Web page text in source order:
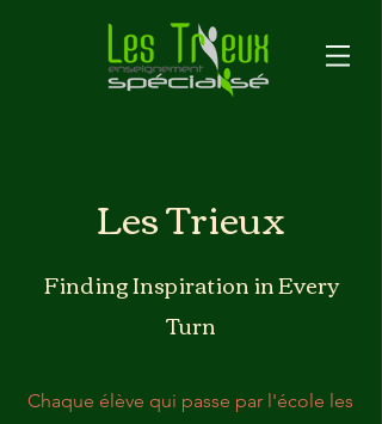
Les Trieux
Finding Inspiration in Every
Turn
Chaque élève qui passe par l'école les